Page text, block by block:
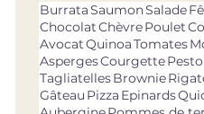
BurrataSaumonSalade
ChocolatChèvrePoulet
AvocatQuinoaTomates
AspergesCourgettePesto
TagliatellesBrownie
Gâteau Pizza Epinards